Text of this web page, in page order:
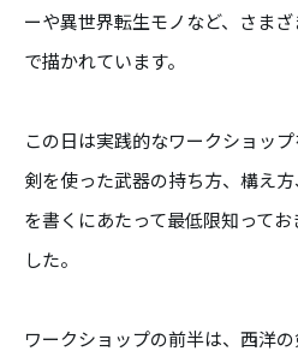
ーや異世界転生モノなど、さま
で描かれています。
この日は実践的なワークショッ
剣を使った武器の持ち方、構え
を書くにあたって最低限知って
した。
ワークショップの前半は、西洋